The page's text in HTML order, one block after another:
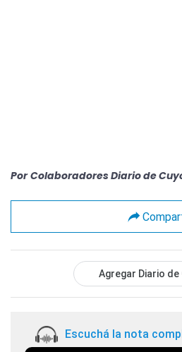
Por Colaboradores Diario de
Agregar Diario de
Escuchá la nota